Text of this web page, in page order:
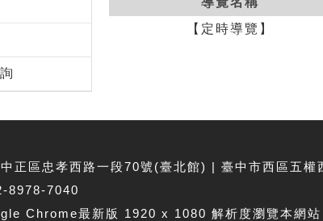
【定時導覽】
正區忠孝西路一段70號(臺北館) | 臺中市西區五權
8978-7040
Chrome最新版 1920 x 1080 解析度瀏覽本網站